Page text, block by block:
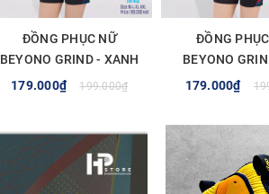
ĐỒNG PHỤC NỮ
BEYONO GRIND - XANH
NGỌC
179.000₫ 199.000₫
TÙY CHỌN
ĐỒNG
BEYONO
179.000₫